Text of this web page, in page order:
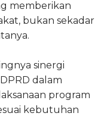
memberikan
bukan sekadar
sinergi
dalam
program
kebutuhan